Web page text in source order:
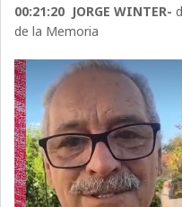
00:21:20 JORGE WINTER-
de la Memoria